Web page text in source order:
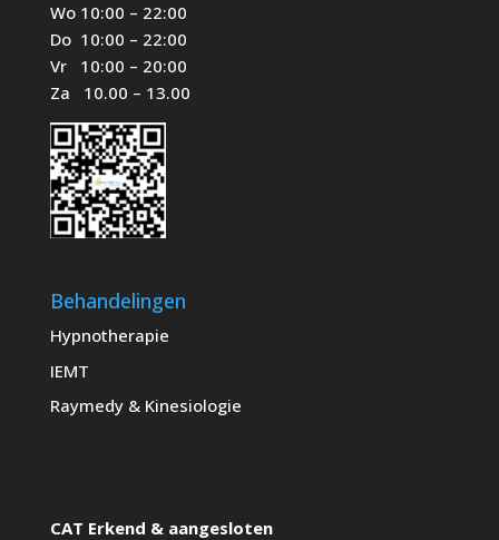
Wo 10:00 – 22:00
Do 10:00 – 22:00
Vr 10:00 – 20:00
Za 10.00 – 13.00
Behandelingen
Hypnotherapie
IEMT
Raymedy& Kinesiologie
CAT Erkend & aangesloten